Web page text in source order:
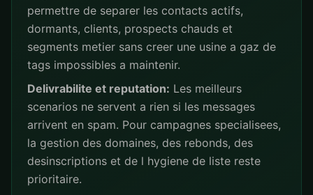
permettre de separer les contacts actifs,
dormants, clients, prospects chauds et
segments metier sans creer une usine a gaz de
tags impossibles a maintenir.
Delivrabilite et reputation: Les meilleurs
scenarios ne servent a rien si les messages
arrivent en spam. Pour campagnes specialisees,
la gestion des domaines, des rebonds, des
desinscriptions et de l hygiene de liste reste
prioritaire.